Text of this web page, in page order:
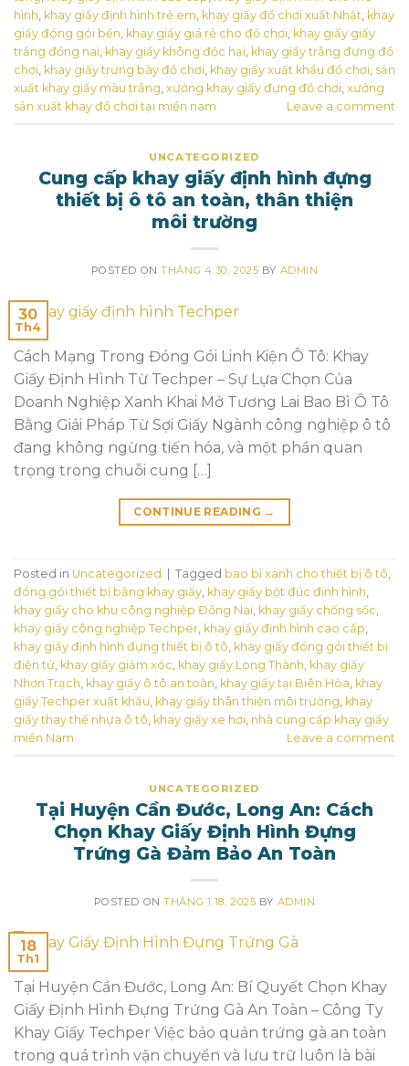
hình khay giấy định hình trẻ em khay giấy đồ chơi xuất Nhật khay
giấy đóng gói bền khay giấy giá rẻ cho đồ chơi khay giấy giấy
trắng đồng nai khay giấy không độc hại khay giấy trắng đựng đồ
chơi khay giấy trưng bày đồ chơi khay giấy xuất khẩu đồ chơi sản
xuất khay giấy màu trắng xưởng khay giấy đựng đồ chơi xưởng
sản xuất khay đồ chơi tại miền nam
Leave a comment
UNCATEGORIZED
Cung cấp khay giấy định hình đựng
thiết bị ô tô an toàn, thân thiện
môi trường
POSTED ONTHÁNG 4 30, 2025 BY ADMIN
30
Th4
Cách Mạng Trong Đóng Gói Linh Kiện Ô Tô: Khay
Giấy Định Hình Từ Techper – Sự Lựa Chọn Của
Doanh Nghiệp Xanh Khai Mở Tương Lai Bao Bì Ô Tô
Bằng Giải Pháp Từ Sợi Giấy Ngành công nghiệp ô tô
đang không ngừng tiến hóa, và một phần quan
trọng trong chuỗi cung […]
CONTINUE READING →
Posted in Uncategorized Tagged bao bì xanh cho thiết bị ô tô
đóng gói thiết bị bằng khay giấy khay giấy bột đúc định hình
khay giấy cho khu công nghiệp Đồng Nai khay giấy chống sốc
khay giấy công nghiệp Techper khay giấy định hình cao cấp
khay giấy định hình đựng thiết bị ô tô khay giấy đóng gói thiết bị
điện tử khay giấy giảm xóc khay giấy Long Thành khay giấy
Nhơn Trạch khay giấy ô tô an toàn khay giấy tại Biên Hòa khay
giấy Techper xuất khẩu khay giấy thân thiện môi trường khay
giấy thay thế nhựa ô tô khay giấy xe hơi nhà cung cấp khay giấy
miền Nam
Leave a comment
UNCATEGORIZED
Tại Huyện Cần Đước, Long An: Cách
Chọn Khay Giấy Định Hình Đựng
Trứng Gà Đảm Bảo An Toàn
POSTED ONTHÁNG 1 18, 2025 BY ADMIN
18
Th1
Tại Huyện Cần Đước, Long An: Bí Quyết Chọn Khay
Giấy Định Hình Đựng Trứng Gà An Toàn – Công Ty
Khay Giấy Techper Việc bảo quản trứng gà an toàn
trong quá trình vận chuyển và lưu trữ luôn là bài